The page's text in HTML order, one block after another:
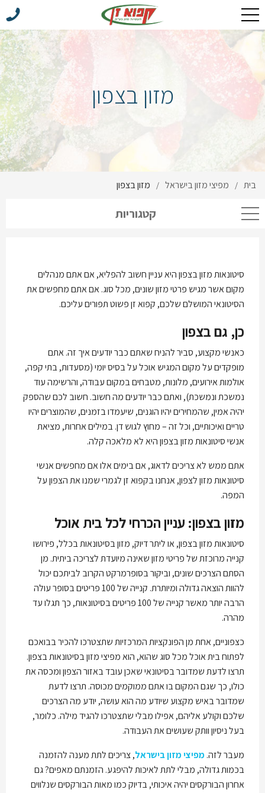
מזון בצפון
בית / מפיצי מזון בישראל / מזון בצפון
קטגוריות
סיטונאות מזון בצפון היא עניין חשוב להפליא, אם אתם מנהלים
מקום אשר מגיש פרטי מזון שונים, מכל סוג. אם אתם מחפשים את
הסיטונאי המושלם שלכם, קפוא זן פשוט תפורים עליכם.
כן, גם בצפון
כאנשי מקצוע, סביר להניח שאתם כבר יודעים איך זה. אתם
מופקדים על מקום המגיש אוכל על בסיס יומי (מסעדות, בתי קפה,
אולמות אירועים, מלונות, מטבחים במקום עבודה, והרשימה עוד
נמשכת ונמשכת), ואתם כבר יודעים מה חשוב. חשוב לכם שהספק
יהיה אמין, שהמחירים יהיו הוגנים, שיעמדו בזמנים, שהמוצרים יהיו
טריים ואיכותיים, וכל זה – מחוץ לגוש דן. במילים אחרות, מציאת
אנשי סיטונאות מזון בצפון היא לא מלאכה קלה.
אתם ממש לא צריכים לדאוג, אם בימים אלו אם מחפשים אנשי
סיטונאות מזון לצפון, אנחנו בקפוא זן לגמרי שמנו את הצפון על
המפה.
מזון בצפון: עניין הכרחי לכל בית אוכל
סיטונאות מזון בצפון, או ליתר דיוק, מזון בסיטונאות בכלל, פירושו
קנייה מרוכזת של פריטי מזון שאינה מיועדת לצריכה ביתית. מן
הסתם הצרכים שונים, וביקור בסופרמרקט הקרוב לביתכם יכול
להוות הוצאה גדולה ומיותרת. קנייה של 100 פריטים בסופר עולה
הרבה יותר מאשר קנייה של 100 פריטים בסיטונאות, כך תגלו עד
מהרה.
כצפוניים, אחת מן הפונקציות המרכזיות שתצטרכו להכיר בבואכם
לפתוח בית אוכל מכל סוג שהוא, הוא מפיצי מזון בסיטונאות בצפון.
תרצו לדעת שמדובר בסיטונאי שאכן עובד באזור הצפון ומכסה את
כולו, כך שגם המקום בו אתם ממוקמים מכוסה. תרצו לדעת
שמדובר באיש מקצוע שיודע מה הוא עושה, יודע מה הצרכים
שלכם וקולע אליהם, אפילו מבלי שתצטרכו להגיד מילה. כלומר,
בעל ניסיון וותק שעושים את העבודה.
מעבר לזה.מפיצי מזון בישראל, צריכים לתת מענה להזמנה
בכמות גדולה, מבלי לתת לאיכות להיפגע. הזמנתם מאפים? גם
אחרון הבורקסים יהיה איכותי, בדיוק כמו מאות הבורקסים שנלווים